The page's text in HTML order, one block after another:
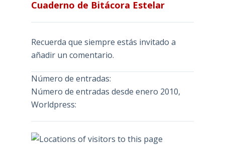
Cuaderno de Bitácora Estelar
Recuerda que siempre estás invitado a
añadir un comentario.
Número de entradas:
Número de entradas desde enero 2010,
Worldpress: